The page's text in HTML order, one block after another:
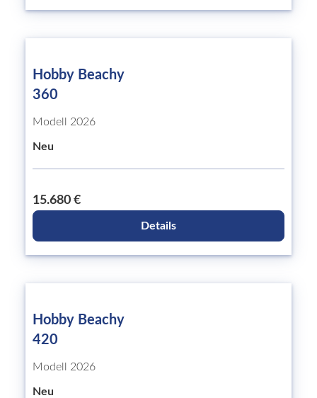
Hobby Beachy
360
Modell 2026
Neu
15.680 €
Details
Hobby Beachy
420
Modell 2026
Neu